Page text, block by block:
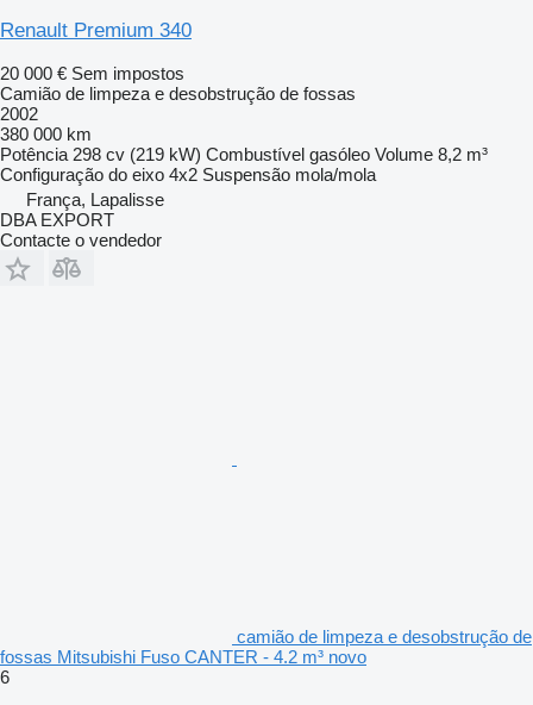
Renault Premium 340
20 000 € Sem impostos
Camião de limpeza e desobstrução de fossas
2002
380 000 km
Potência 298 cv (219 kW) Combustível gasóleo Volume 8,2 m³
Configuração do eixo 4x2 Suspensão mola/mola
França, Lapalisse
DBA EXPORT
Contacte o vendedor
camião de limpeza e desobstrução de
fossas Mitsubishi Fuso CANTER - 4.2 m³ novo
6